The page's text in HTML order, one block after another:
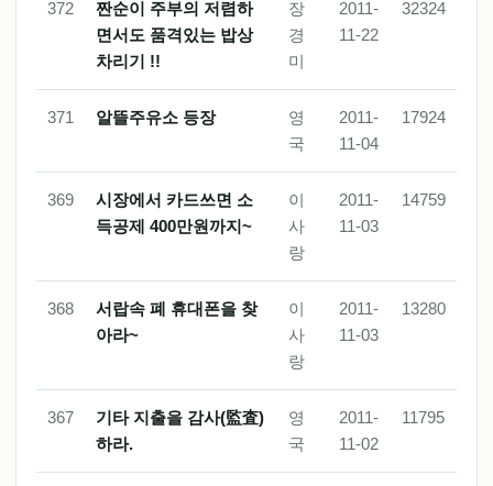
372
짠순이 주부의 저렴하
면서도 품격있는 밥상
차리기 !!
장
경
미
2011-
11-22
32324
371 알뜰주유소 등장
영
국
2011-
11-04
17924
369
시장에서 카드쓰면 소
득공제 400만원까지~
이
사
랑
2011-
11-03
14759
368
서랍속 폐 휴대폰을 찾
아라~
이
사
랑
2011-
11-03
13280
367
기타 지출을 감사(監査)
하라.
영
국
2011-
11-02
11795